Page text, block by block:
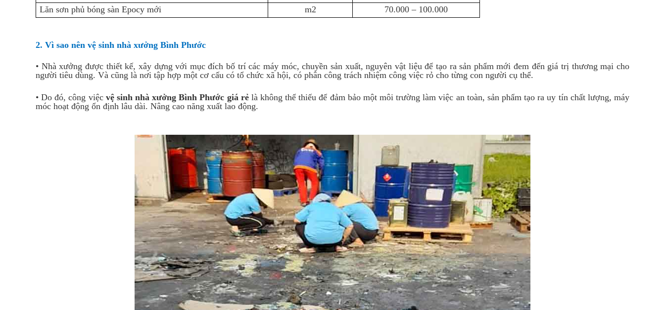
Lăn sơn phủ bóng sàn Epocy mới
m2 70.000 – 100.000
2. Vì sao nên vệ sinh nhà xưởng Bình Phước
• Nhà xưởng được thiết kế, xây dựng với mục đích bố trí các máy móc, chuyền sản xuất, nguyên vật liệu để tạo ra sản phẩm mới đem đến giá trị thương mại cho
người tiêu dùng. Và cũng là nơi tập hợp một cơ cấu có tổ chức xã hội, có phân công trách nhiệm công việc rỏ cho từng con người cụ thể.
• Do đó, công việcvệ sinh nhà xưởng Bình Phước giá rẻlà không thể thiếu để đảm bảo một môi trường làm việc an toàn, sản phẩm tạo ra uy tín chất lượng, máy
móc hoạt động ổn định lâu dài. Nâng cao năng xuất lao động.